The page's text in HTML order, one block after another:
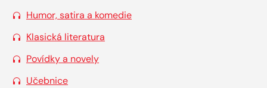
Humor, satira a komedie
Klasická literatura
Povídky a novely
Učebnice